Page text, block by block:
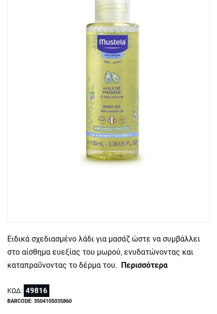
Ειδικά σχεδιασμένο λάδι για μασάζ ώστε να συμβάλλει
στο αίσθημα ευεξίας του μωρού, ενυδατώνοντας και
καταπραΰνοντας το δέρμα του. Περισσότερα
ΚΩΔ: 49816
BARCODE: 3504105035860